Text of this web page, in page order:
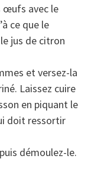
œufs avec le
ce que le
jus de citron
et versez-la
Laissez cuire
en piquant le
doit ressortir
démoulez-le.